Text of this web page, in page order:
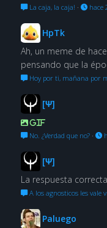
La caja, la caja! · hace
HpTk
Ah, un meme de
pensando que la
Hoy por ti, mañana por
[Ψ]
GIF
No. ¿Verdad que no?·
[Ψ]
La respuesta
A los agnosticos les vale
Paluego